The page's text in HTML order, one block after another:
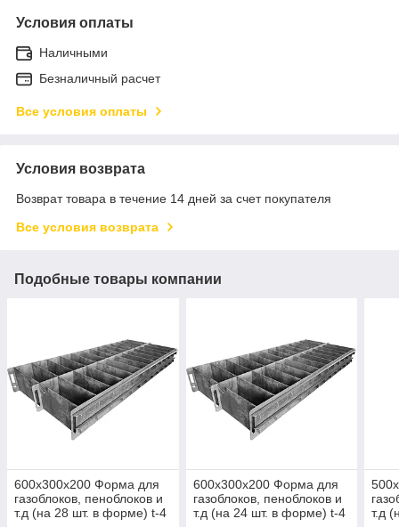
Условия оплаты
Наличными
Безналичный расчет
Все условия оплаты
Условия возврата
Возврат товара в течение 14 дней за счет покупателя
Все условия возврата
Подобные товары компании
600х300х200 Форма для
газоблоков, пеноблоков и
т.д (на 28 шт. в форме) t-4
600х300х200 Форма для
газоблоков, пеноблоков и
т.д (на 24 шт. в форме) t-4
т.д